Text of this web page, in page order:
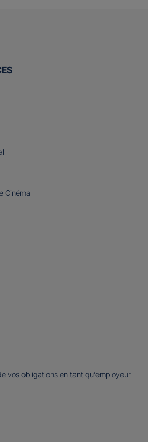
Cinéma
vos obligations en tant qu’employeur